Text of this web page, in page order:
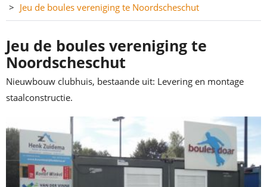
Jeu de boules vereniging te Noordscheschut
Jeu de boules vereniging te
Noordscheschut
Nieuwbouw clubhuis, bestaande uit: Levering en montage
staalconstructie.